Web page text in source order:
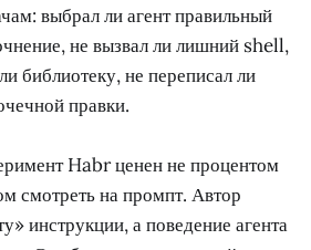
выбрал ли агент правильный
не вызвал ли лишний shell,
библиотеку, не переписал ли
правки.
Habr ценен не процентом
смотреть на промпт. Автор
инструкции, а поведение агента